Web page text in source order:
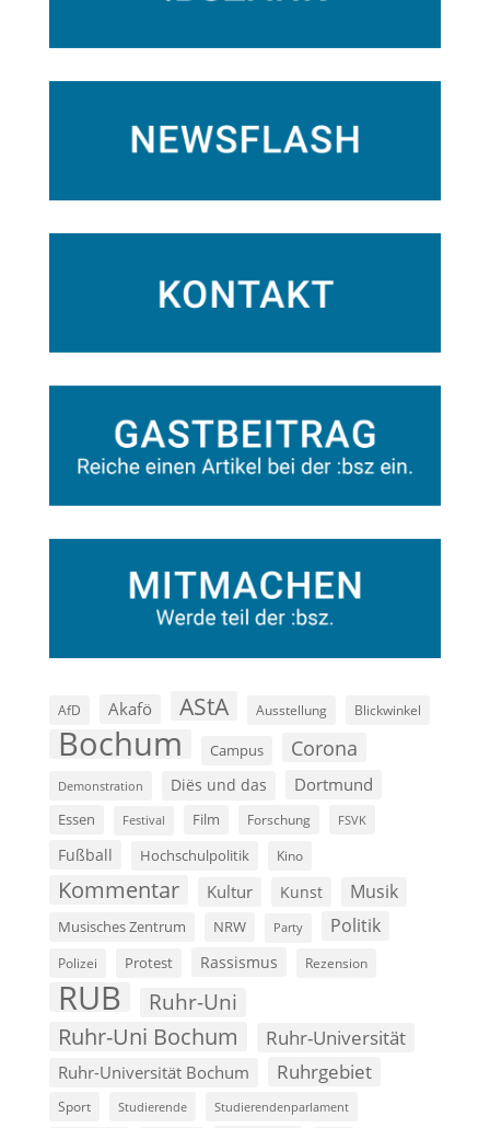
AfD Akafö AStA Ausstellung Blickwinkel
Bochum Campus Corona
Demonstration Diës und das Dortmund
Essen Festival Film Forschung FSVK
Fußball Hochschulpolitik Kino
Kommentar Kultur Kunst Musik
Musisches Zentrum NRW Party Politik
Polizei Protest Rassismus Rezension
RUB Ruhr-Uni
Ruhr-Uni Bochum Ruhr-Universität
Ruhr-Universität Bochum Ruhrgebiet
Sport Studierende Studierendenparlament